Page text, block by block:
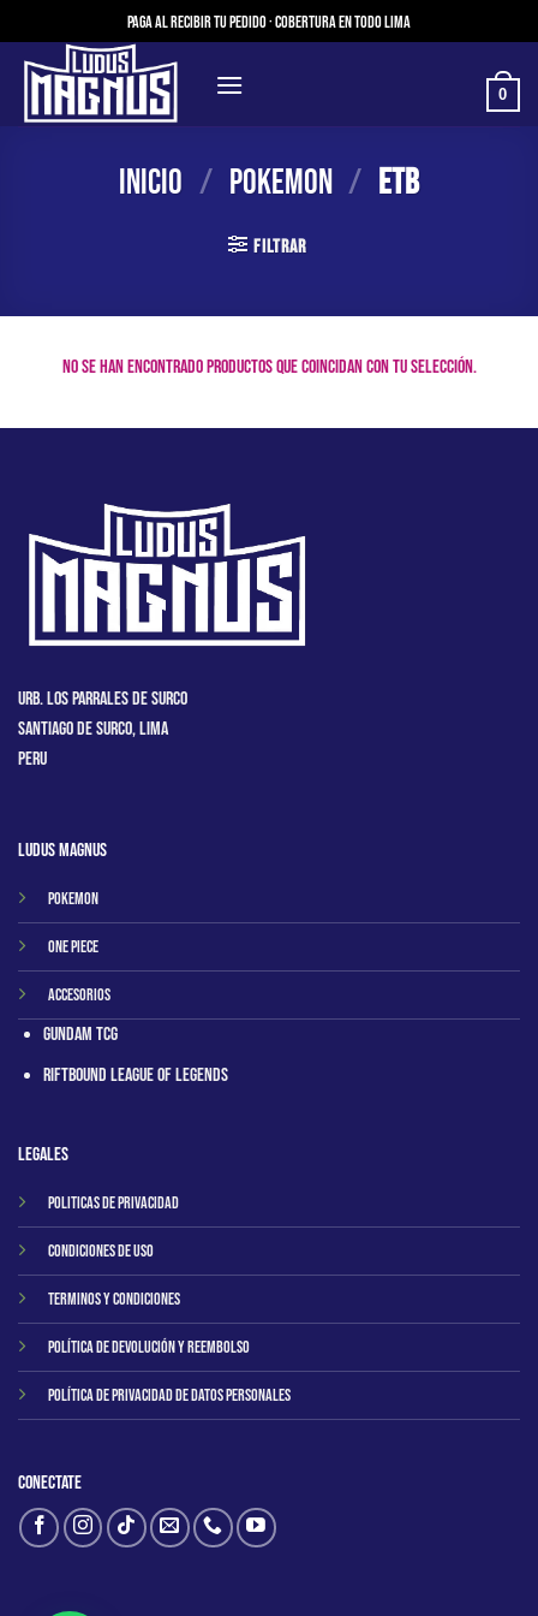
al
contenido
Paga al recibir tu pedido · Cobertura en todo Lima
0
Inicio / Pokemon / etb
FILTRAR
No se han encontrado productos que coincidan con tu selección.
Urb. Los Parrales de Surco
Santiago de Surco, Lima
Peru
Ludus Magnus
Pokemon
One Piece
Accesorios
Gundam TCG
RIftbound League of Legends
Legales
Politicas de privacidad
Condiciones de uso
Terminos y condiciones
Política de Devolución y Reembolso
Política de Privacidad de Datos Personales
Conectate